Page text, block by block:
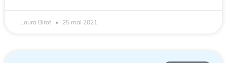
Laura Birot 25 mai 2021